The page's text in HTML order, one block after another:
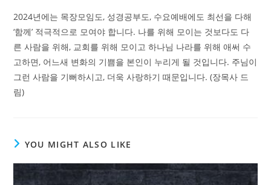
2024년에는 목장모임도, 성경공부도, 수요예배에도 최선을 다해
‘함께’ 적극적으로 모여야 합니다. 나를 위해 모이는 것보다도 다
른 사람을 위해, 교회를 위해 모이고 하나님 나라를 위해 애써 수
고하면, 어느새 변화의 기쁨을 본인이 누리게 될 것입니다. 주님이
그런 사람을 기뻐하시고, 더욱 사랑하기 때문입니다. (장목사 드
림)
YOU MIGHT ALSO LIKE